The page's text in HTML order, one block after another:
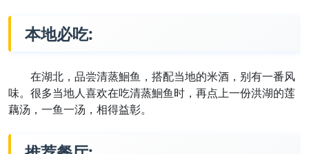
本地必吃:
在湖北，品尝清蒸鮰鱼，搭配当地的米酒，别有一番风
味。很多当地人喜欢在吃清蒸鮰鱼时，再点上一份洪湖的莲
藕汤，一鱼一汤，相得益彰。